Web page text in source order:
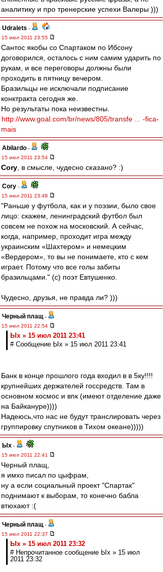
аналитику и про тренерские успехи Валеры )))
Udralets -
15 июл 2011 23:55
Сантос якобы со Спартаком по Ибсону
договорился, осталось с ним самим ударить по
рукам, и все переговоры должны были
проходить в пятницу вечером.
Бразильцы не исключали подписание
конктракта сегодня же.
Но результаты пока неизвестны.
http://www.goal.com/br/news/805/transfe ... -fica-
mais
Abilardo -
15 июл 2011 23:54
Cory , в смысле, чудесно сказано? :)
Cory -
15 июл 2011 23:48
"Раньше у футбола, как и у поэзии, было свое
лицо: скажем, ленинградский футбол был
совсем не похож на московский. А сейчас,
когда, например, проходит игра между
украинским «Шахтером» и немецким
«Вердером», то вы не понимаете, кто с кем
играет. Потому что все голы забиты
бразильцами." (с) поэт Евтушенко.
Чудесно, друзья, не правда ли? )))
Черный плащ -
15 июл 2011 22:54
Ых » 15 июл 2011 23:41
# Сообщение Ых » 15 июл 2011 23:41
Банк в конце прошлого года входил в в 5ку!!!!
крупнейших держателей госсредств. Там в
основном космос и впк (имеют отделение даже
на Байкануре))))
Надеюсь,что нас не будут транслировать через
группировку спутников в Тихом океане)))))
Ых -
15 июл 2011 22:41
Черный плащ,
я имхо писал по цыфрам,
ну а если социальный проект "Спартак"
поднимают к выборам, то конечно бабла
втюхают :(
Черный плащ -
15 июл 2011 22:37
Ых » 15 июл 2011 23:32
# Непрочитанное сообщение Ых » 15 июл
2011 23:32